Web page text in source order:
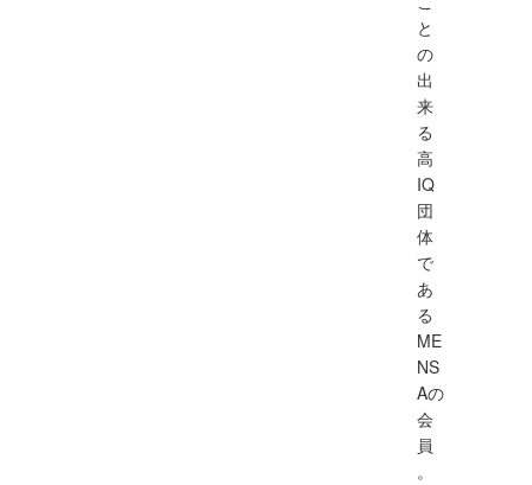
と
の
出
来
る
高
IQ
団
体
で
あ
る
ME
NS
Aの
会
員
。